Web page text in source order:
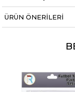
ÜRÜN ÖNERILERI